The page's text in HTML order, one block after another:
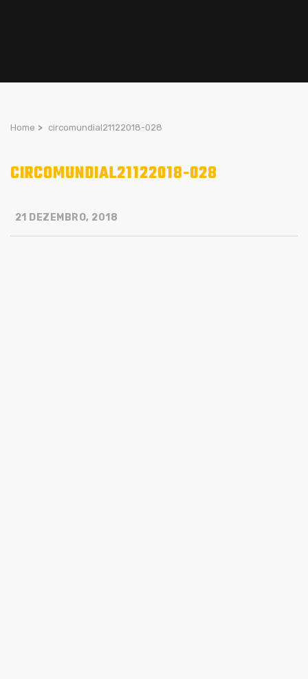
Home > circomundial21122018-028
CIRCOMUNDIAL21122018-028
21 DEZEMBRO, 2018